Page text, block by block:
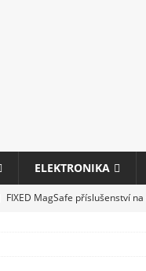
ELEKTRONIKA
FIXED MagSafe příslušenství